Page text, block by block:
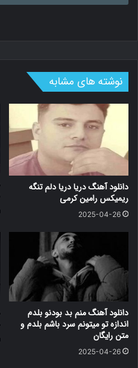
نوشته های مشابه
دانلود آهنگ دریا دریا دلم تنگه
ریمیکس رامین کرمی
2025-04-26
دانلود آهنگ منم بد بودنو بلدم
اندازه تو میتونم سرد باشم بلدم و
متن رایگان
2025-04-26